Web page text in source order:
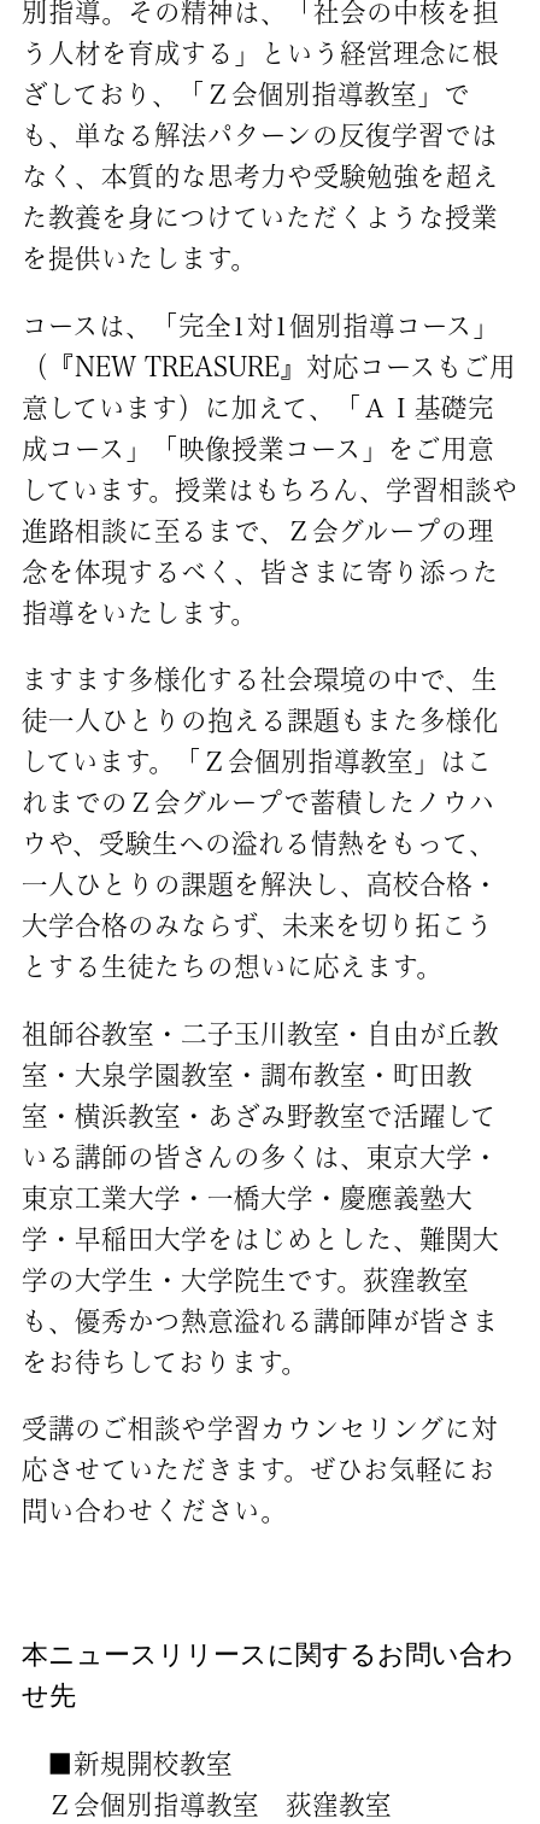
別指導。その精神は、「社会の中核を担
う人材を育成する」という経営理念に根
ざしており、「Ｚ会個別指導教室」で
も、単なる解法パターンの反復学習では
なく、本質的な思考力や受験勉強を超え
た教養を身につけていただくような授業
を提供いたします。
コースは、「完全1対1個別指導コース」
（『NEW TREASURE』対応コースもご用
意しています）に加えて、「ＡＩ基礎完
成コース」「映像授業コース」をご用意
しています。授業はもちろん、学習相談や
進路相談に至るまで、Ｚ会グループの理
念を体現するべく、皆さまに寄り添った
指導をいたします。
ますます多様化する社会環境の中で、生
徒一人ひとりの抱える課題もまた多様化
しています。「Ｚ会個別指導教室」はこ
れまでのＺ会グループで蓄積したノウハ
ウや、受験生への溢れる情熱をもって、
一人ひとりの課題を解決し、高校合格・
大学合格のみならず、未来を切り拓こう
とする生徒たちの想いに応えます。
祖師谷教室・二子玉川教室・自由が丘教
室・大泉学園教室・調布教室・町田教
室・横浜教室・あざみ野教室で活躍して
いる講師の皆さんの多くは、東京大学・
東京工業大学・一橋大学・慶應義塾大
学・早稲田大学をはじめとした、難関大
学の大学生・大学院生です。荻窪教室
も、優秀かつ熱意溢れる講師陣が皆さま
をお待ちしております。
受講のご相談や学習カウンセリングに対
応させていただきます。ぜひお気軽にお
問い合わせください。
本ニュースリリースに関するお問い合わ
せ先
■新規開校教室
Ｚ会個別指導教室 荻窪教室